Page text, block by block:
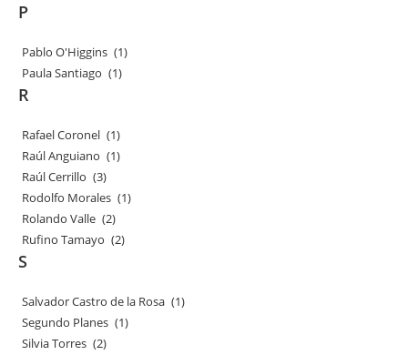
P
Pablo O'Higgins (1)
Paula Santiago (1)
R
Rafael Coronel (1)
Raúl Anguiano (1)
Raúl Cerrillo (3)
Rodolfo Morales (1)
Rolando Valle (2)
Rufino Tamayo (2)
S
Salvador Castro de la Rosa (1)
Segundo Planes (1)
Silvia Torres (2)